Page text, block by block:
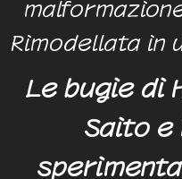
Rimodellata in
Le bugie di
Saito e